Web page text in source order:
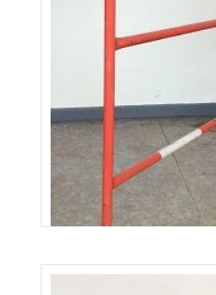
Barrière de chantier